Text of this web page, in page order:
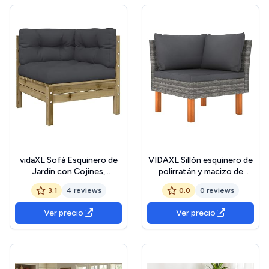
vidaXL Sofá Esquinero de
Jardín con Cojines,
Asientos con Respaldos,
Sillones Modulares,
Muebles para Patio Terraza,
Madera de Pino Impregnada
3.1 4 reviews
Ver precio
VIDAXL Sillón esquinero de
polirratán y macizo de
eucalipto
0.0 0 reviews
Ver precio